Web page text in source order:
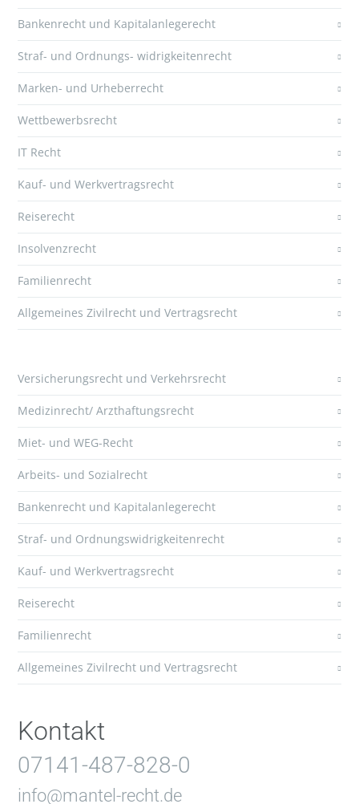
Bankenrecht und Kapitalanlegerecht
Straf- und Ordnungs- widrigkeitenrecht
Marken- und Urheberrecht
Wettbewerbsrecht
IT Recht
Kauf- und Werkvertragsrecht
Reiserecht
Insolvenzrecht
Familienrecht
Allgemeines Zivilrecht und Vertragsrecht
Versicherungsrecht und Verkehrsrecht
Medizinrecht/ Arzthaftungsrecht
Miet- und WEG-Recht
Arbeits- und Sozialrecht
Bankenrecht und Kapitalanlegerecht
Straf- und Ordnungswidrigkeitenrecht
Kauf- und Werkvertragsrecht
Reiserecht
Familienrecht
Allgemeines Zivilrecht und Vertragsrecht
Kontakt
07141-487-828-0
info@mantel-recht.de